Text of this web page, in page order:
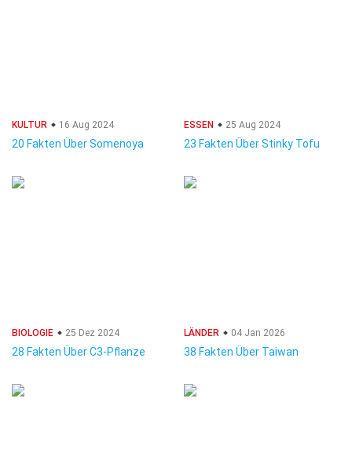
KULTUR 16 Aug 2024
20 Fakten Über Somenoya
ESSEN 25 Aug 2024
23 Fakten Über Stinky Tofu
BIOLOGIE 25 Dez 2024
28 Fakten Über C3-Pflanze
LÄNDER 04 Jan 2026
38 Fakten Über Taiwan